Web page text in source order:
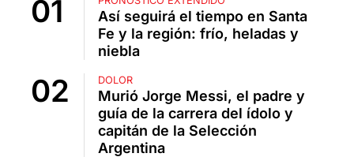
Así seguirá el tiempo en Santa
Fe y la región: frío, heladas y
niebla
DOLOR
Murió Jorge Messi, el padre y
guía de la carrera del ídolo y
capitán de la Selección
Argentina